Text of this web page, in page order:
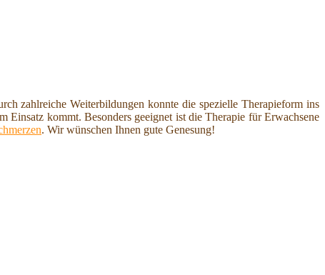
zahlreiche Weiterbildungen konnte die spezielle Therapieform ins
Einsatz kommt. Besonders geeignet ist die Therapie für Erwachsene
. Wir wünschen Ihnen gute Genesung!